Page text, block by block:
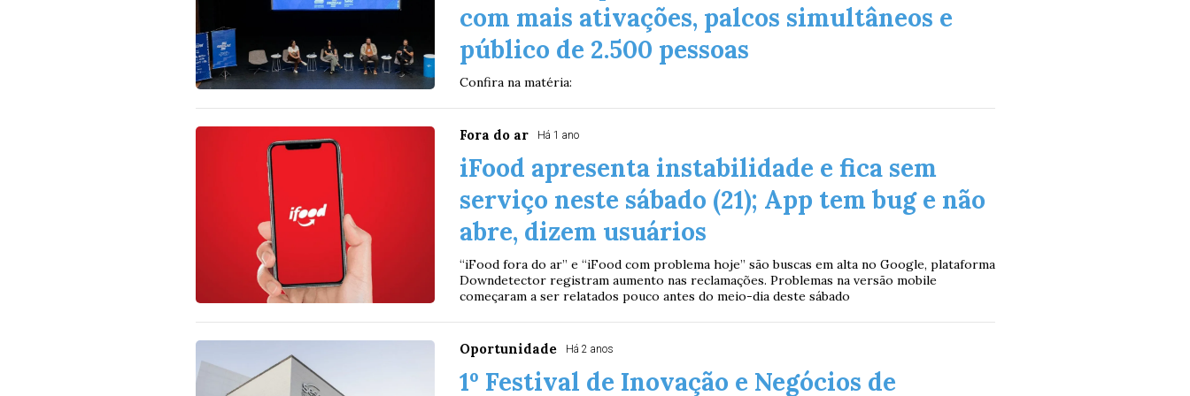
com mais ativações, palcos simultâneos e
público de 2.500 pessoas
Confira na matéria:
Fora do ar Há 1 ano
iFood apresenta instabilidade e fica sem
serviço neste sábado (21); App tem bug e não
abre, dizem usuários
“iFood fora do ar” e “iFood com problema hoje” são buscas em alta no Google, plataforma
Downdetector registram aumento nas reclamações. Problemas na versão mobile
começaram a ser relatados pouco antes do meio-dia deste sábado
Oportunidade Há 2 anos
1º Festival de Inovação e Negócios de